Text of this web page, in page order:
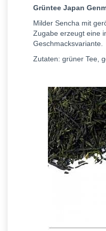
Grüntee Japan
Milder Sencha mit
Zugabe erzeugt eine
Geschmacksvariante.
Zutaten: grüner Tee,